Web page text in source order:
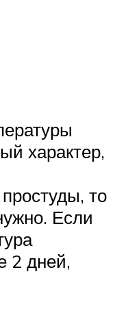
характер,
то
Если
2 дней,